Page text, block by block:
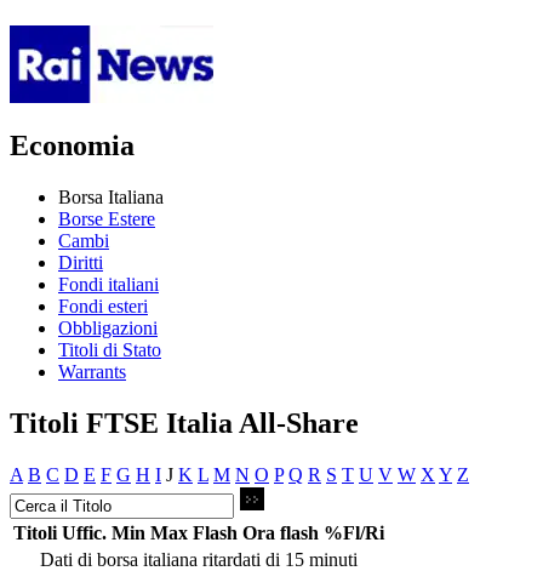
Economia
Borsa Italiana
Borse Estere
Cambi
Diritti
Fondi italiani
Fondi esteri
Obbligazioni
Titoli di Stato
Warrants
Titoli FTSE Italia All-Share
A B C D E F G H I J K L M N O P Q R S T U V W X Y Z
Titoli Uffic. Min Max Flash Ora flash %Fl/Ri
Dati di borsa italiana ritardati di 15 minuti